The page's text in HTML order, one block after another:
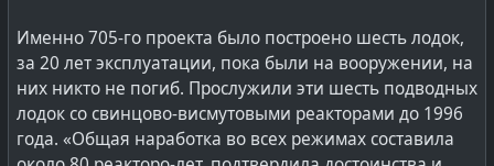
Именно 705-го проекта было построено шесть лодок,
за 20 лет эксплуатации, пока были на вооружении, на
них никто не погиб. Прослужили эти шесть подводных
лодок со свинцово-висмутовыми реакторами до 1996
года. «Общая наработка во всех режимах составила